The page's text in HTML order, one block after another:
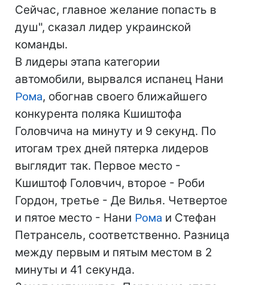
Сейчас, главное желание попасть в
душ", сказал лидер украинской
команды.
В лидеры этапа категории
автомобили, вырвался испанец Нани
Рома, обогнав своего ближайшего
конкурента поляка Кшиштофа
Головчича на минуту и 9 секунд. По
итогам трех дней пятерка лидеров
выглядит так. Первое место -
Кшиштоф Головчич, второе - Роби
Гордон, третье - Де Вилья. Четвертое
и пятое место - Нани Рома и Стефан
Петрансель, соответственно. Разница
между первым и пятым местом в 2
минуты и 41 секунда.